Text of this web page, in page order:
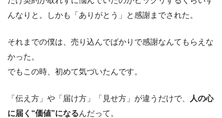
んなりと。しかも「ありがとう」と感謝までされた。
それまでの僕は、売り込んでばかりで感謝なんてもらえな
かった。
でもこの時、初めて気づいたんです。
「伝え方」や「届け方」「見せ方」が違うだけで、
人の心
に届く“価値”になるんだって。